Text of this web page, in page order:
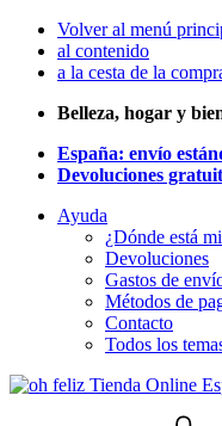
Volver al menú
al contenido
a la cesta de la
Belleza, hogar y
España: envío
Devoluciones
Ayuda
¿Dónde está
Devoluciones
Gastos de
Métodos de
Contacto
Todos los